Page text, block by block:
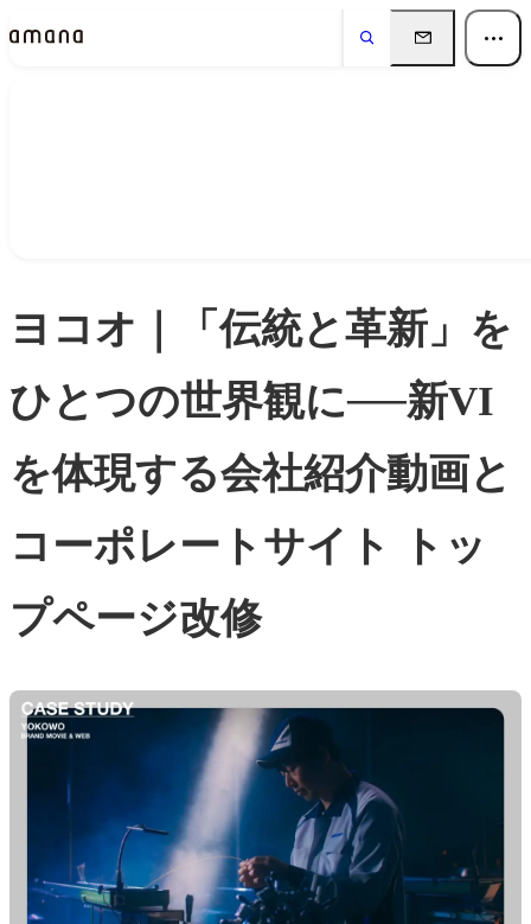
ヨコオ｜「伝統と革新」を
ひとつの世界観に──新VI
を体現する会社紹介動画と
コーポレートサイト トッ
プページ改修